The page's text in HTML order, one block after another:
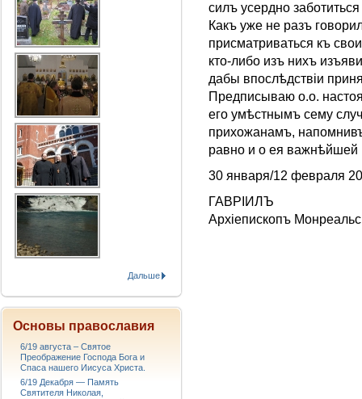
силъ усердно
Какъ уже не разъ
присматриваться къ
кто-либо изъ нихъ
дабы впослѣдствiи
Предписываю о.о.
его умѣстнымъ сему
прихожанамъ,
равно и о ея важнѣйшей
30 января/12 февраля
ГАВРIИЛЪ
Архieпископъ
Дальше
Основы православия
6/19 августа – Святое
Преображение Господа Бога и
Спаса нашего Иисуса Христа.
6/19 Декабря — Память
Святителя Николая,